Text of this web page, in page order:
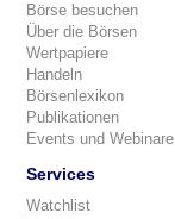
Börse besuchen
Über die Börsen
Wertpapiere
Handeln
Börsenlexikon
Publikationen
Events und Webinare
Services
Watchlist